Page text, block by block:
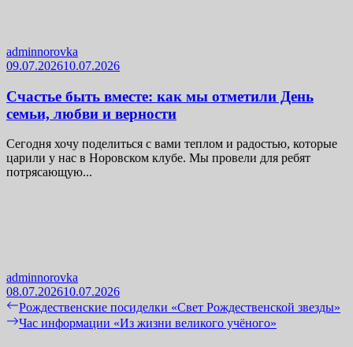
adminnorovka
09.07.202610.07.2026
Счастье быть вместе: как мы отметили День
семьи, любви и верности
Сегодня хочу поделиться с вами теплом и радостью, которые
царили у нас в Норовском клубе. Мы провели для ребят
потрясающую...
adminnorovka
08.07.202610.07.2026
Навигация
по
Previous
post:
Рождественские посиделки «Свет Рождественской звезды»
Next
Час информации «Из жизни великого учёного»